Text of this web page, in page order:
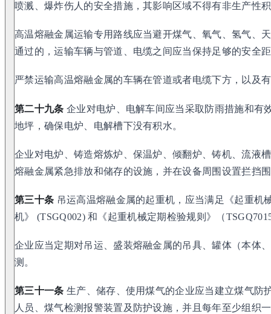
喷溅、爆炸伤人的安全措施，其影响区域不得有非生产性
高温熔融金属运输专用路线应当避开煤气、氧气、氢气、
通过的，运输车辆与管道、电缆之间应当保持足够的安全
严禁运输高温熔融金属的车辆在管道或者电缆下方，以及
第二十九条 企业对电炉、电解车间应当采取防雨措施和有
地坪，确保电炉、电解槽下没有积水。
企业对电炉、铸造熔炼炉、保温炉、倾翻炉、铸机、流液
熔融金属紧急排放和储存的设施，并在设备周围设置拦挡
第三十条 吊运高温熔融金属的起重机，应当满足《起重机
机》 (TSGQ002) 和《起重机械定期检验规则》（
企业应当定期对吊运、盛装熔融金属的吊具、罐体（本体
测。
第三十一条 生产、储存、使用煤气的企业应当建立煤气防
人员、煤气检测报警装置及防护设施，并且每年至少组织